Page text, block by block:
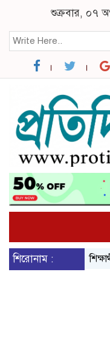
শুক্রবার, ০৭
শিরোনাম : শিক্ষার্থী